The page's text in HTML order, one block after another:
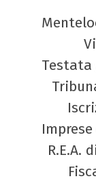
Imprese
R.E.A.